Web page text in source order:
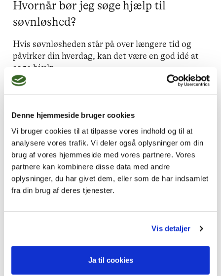
Denne hjemmeside bruger cookies
Vi bruger cookies til at tilpasse vores indhold og til at
analysere vores trafik. Vi deler også oplysninger om din
brug af vores hjemmeside med vores partnere. Vores
partnere kan kombinere disse data med andre
oplysninger, du har givet dem, eller som de har indsamlet
fra din brug af deres tjenester.
Vis detaljer
Ja til cookies
Hvornår bør jeg søge hjælp til
søvnløshed?
Hvis søvnløsheden står på over længere tid og
påvirker din hverdag, kan det være en god idé at
søge hjælp.
En psykoterapeut kan hjælpe dig med at:
Forstå, hvad der ligger bag søvnløsheden
Arbejde med de tanker og følelser, der
holder dig vågen
Skabe mere ro og balance i din hverdag
Få øvelser og vejledning til mere ro i
En god nattesøvn er en grundlæggende